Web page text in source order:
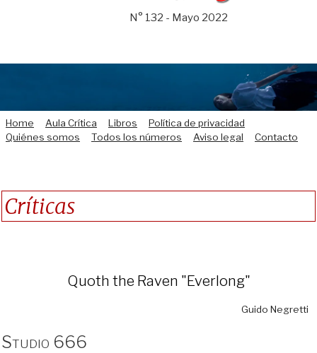
N° 132 - Mayo 2022
Home Aula Crítica Libros
Política de privacidad
Quiénes somos
Todos los números Aviso legal Contacto
Críticas
Quoth the Raven "Everlong"
Guido Negretti
Studio 666